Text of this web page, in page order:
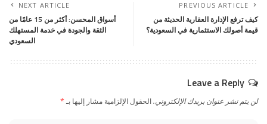
PREVIOUS ARTICLE
كيف ترفع الإدارة العقارية الحديثة من
قيمة أصولك الاستثمارية في السعودية؟
NEXT ARTICLE
أسواق المحسن: أكثر من 15 عامًا من
الثقة والجودة في خدمة المستهلك
السعودي
Leave a Reply
لن يتم نشر عنوان بريدك الإلكتروني.الحقول الإلزامية مشار إليها بـ*